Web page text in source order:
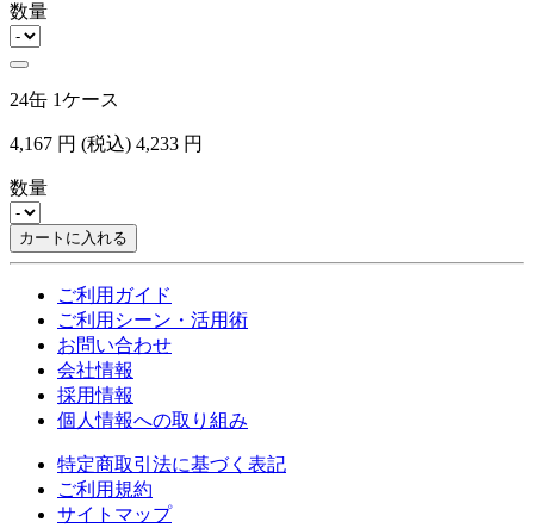
数量
24缶 1ケース
4,167 円 (税込) 4,233 円
数量
カートに入れる
ご利用ガイド
ご利用シーン・活用術
お問い合わせ
会社情報
採用情報
個人情報への取り組み
特定商取引法に基づく表記
ご利用規約
サイトマップ